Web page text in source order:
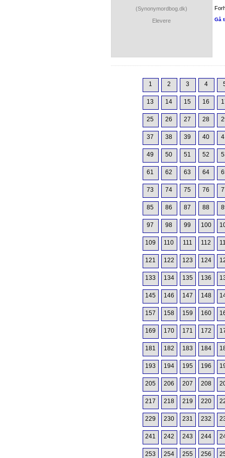
(Synonymordbog.dk)
Elevere
Gå
1 2 3 4
13 14 15 16
25 26 27 28
37 38 39 40
49 50 51 52
61 62 63 64
73 74 75 76
85 86 87 88
97 98 99 100
109 110 111 112
121 122 123 124
133 134 135 136
145 146 147 148
157 158 159 160
169 170 171 172
181 182 183 184
193 194 195 196
205 206 207 208
217 218 219 220
229 230 231 232
241 242 243 244
253 254 255 256